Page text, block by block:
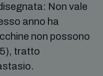
Non vale
anno ha
non possono
tratto